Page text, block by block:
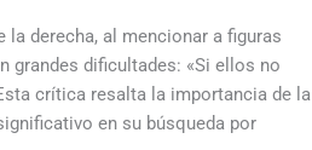
derecha, al mencionar a figuras
grandes dificultades: «Si ellos no
crítica resalta la importancia de la
en su búsqueda por